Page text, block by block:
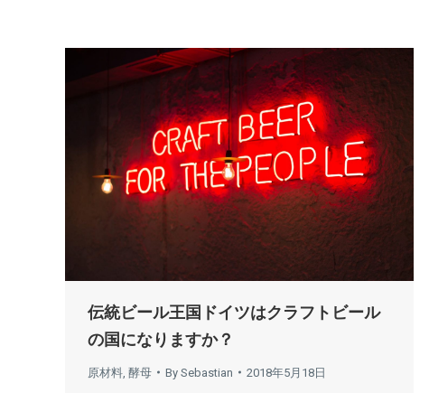
伝統ビール王国ドイツはクラフトビール
の国になりますか？
原材料 酵母 By Sebastian 2018年5月18日